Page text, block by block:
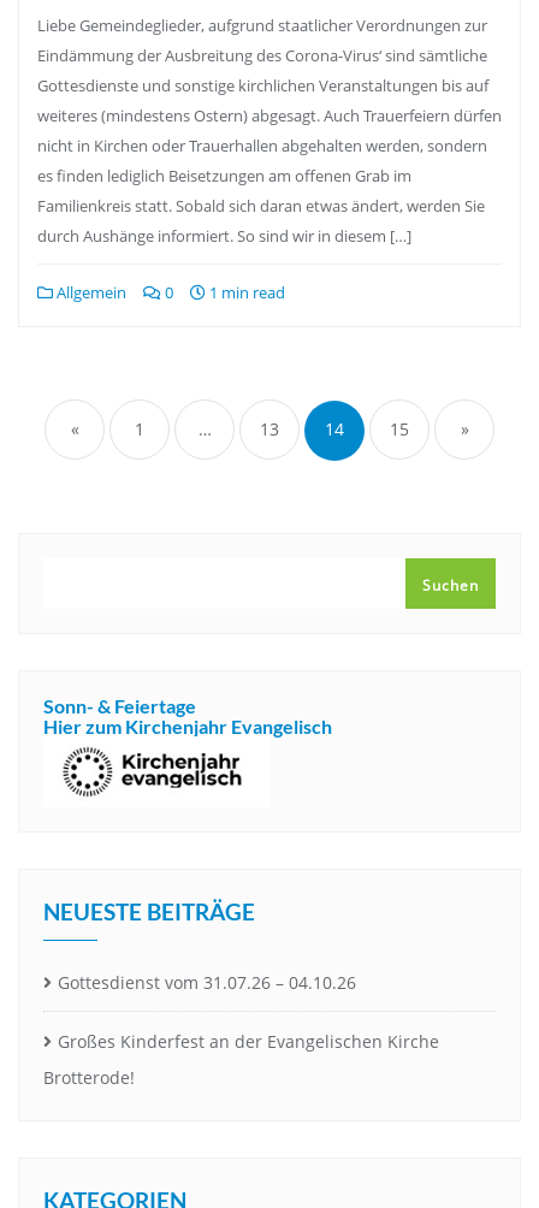
Liebe Gemeindeglieder, aufgrund staatlicher Verordnungen zur
Eindämmung der Ausbreitung des Corona-Virus‘ sind sämtliche
Gottesdienste und sonstige kirchlichen Veranstaltungen bis auf
weiteres (mindestens Ostern) abgesagt. Auch Trauerfeiern dürfen
nicht in Kirchen oder Trauerhallen abgehalten werden, sondern
es finden lediglich Beisetzungen am offenen Grab im
Familienkreis statt. Sobald sich daran etwas ändert, werden Sie
durch Aushänge informiert. So sind wir in diesem […]
Allgemein 0 1 min read
der
Beiträge
« 1 … 13 14 15 »
Suchen
Sonn- & Feiertage
Hier zum Kirchenjahr Evangelisch
NEUESTE BEITRÄGE
Gottesdienst vom 31.07.26 – 04.10.26
Großes Kinderfest an der Evangelischen Kirche
Brotterode!
KATEGORIEN